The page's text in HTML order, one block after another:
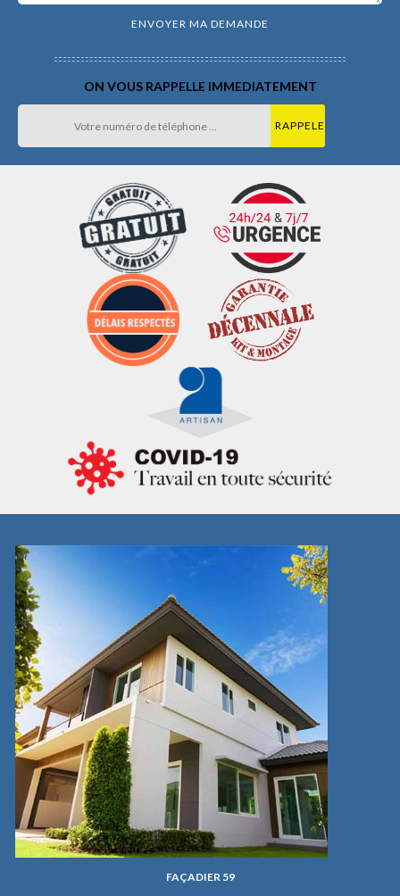
ON VOUS RAPPELLE IMMEDIATEMENT
FAÇADIER 59